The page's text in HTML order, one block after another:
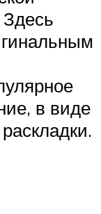
Здесь
в виде